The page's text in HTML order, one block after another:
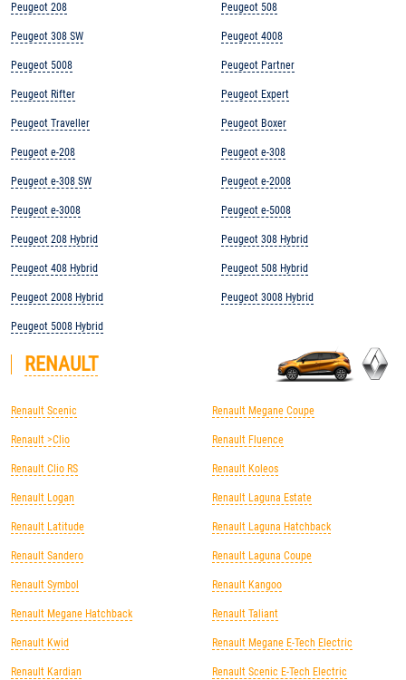
Peugeot 208
Peugeot 308 SW
Peugeot 5008
Peugeot Rifter
Peugeot Traveller
Peugeot e-208
Peugeot e-308 SW
Peugeot e-3008
Peugeot 208 Hybrid
Peugeot 408 Hybrid
Peugeot 2008 Hybrid
Peugeot 5008 Hybrid
Peugeot 508
Peugeot 4008
Peugeot Partner
Peugeot Expert
Peugeot Boxer
Peugeot e-308
Peugeot e-2008
Peugeot e-5008
Peugeot 308 Hybrid
Peugeot 508 Hybrid
Peugeot 3008 Hybrid
RENAULT
Renault Scenic
Renault >Clio
Renault Clio RS
Renault Logan
Renault Latitude
Renault Sandero
Renault Symbol
Renault Megane Hatchback
Renault Kwid
Renault Kardian
Renault Megane Coupe
Renault Fluence
Renault Koleos
Renault Laguna Estate
Renault Laguna Hatchback
Renault Laguna Coupe
Renault Kangoo
Renault Taliant
Renault Megane E-Tech Electric
Renault Scenic E-Tech Electric